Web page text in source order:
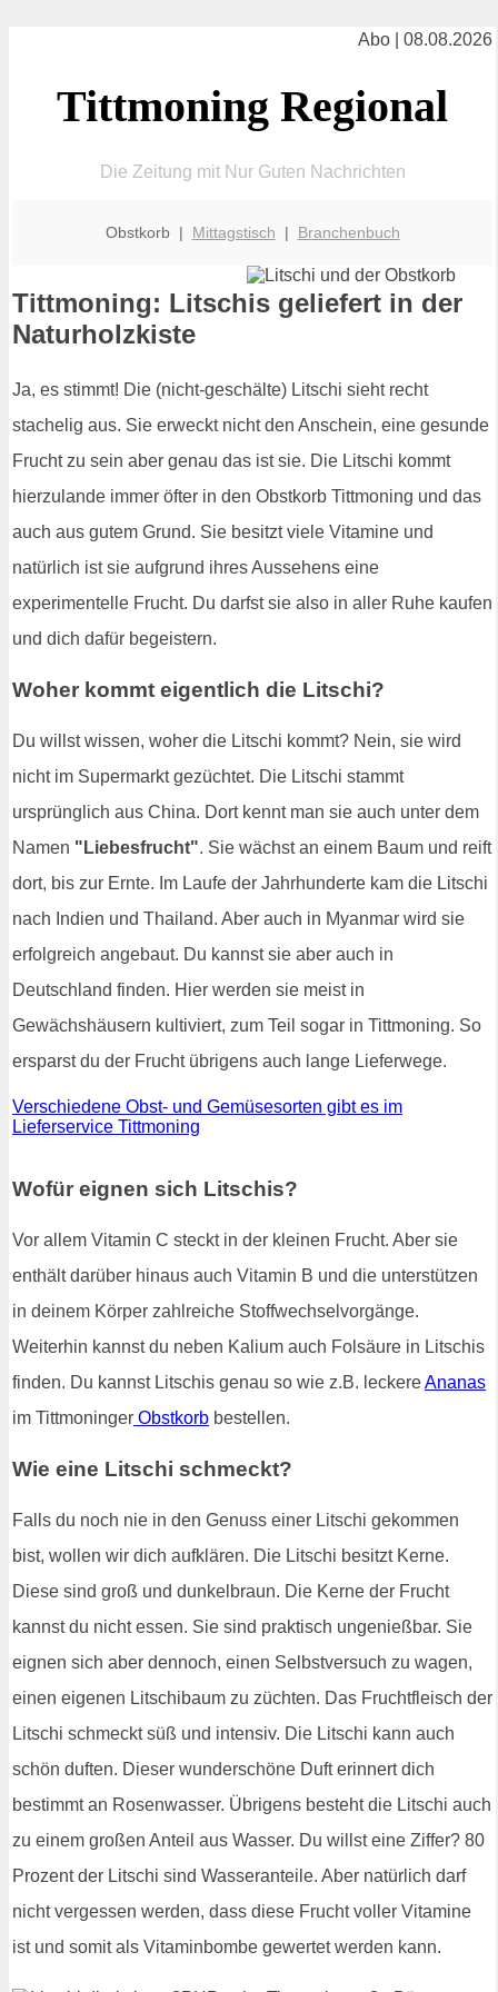
Abo | 08.08.2026
Tittmoning Regional
Die Zeitung mit Nur Guten Nachrichten
Obstkorb | Mittagstisch | Branchenbuch
Tittmoning: Litschis geliefert in der
Naturholzkiste
Ja, es stimmt! Die (nicht-geschälte) Litschi sieht recht
stachelig aus. Sie erweckt nicht den Anschein, eine gesunde
Frucht zu sein aber genau das ist sie. Die Litschi kommt
hierzulande immer öfter in den Obstkorb Tittmoning und das
auch aus gutem Grund. Sie besitzt viele Vitamine und
natürlich ist sie aufgrund ihres Aussehens eine
experimentelle Frucht. Du darfst sie also in aller Ruhe kaufen
und dich dafür begeistern.
Woher kommt eigentlich die Litschi?
Du willst wissen, woher die Litschi kommt? Nein, sie wird
nicht im Supermarkt gezüchtet. Die Litschi stammt
ursprünglich aus China. Dort kennt man sie auch unter dem
Namen "Liebesfrucht". Sie wächst an einem Baum und reift
dort, bis zur Ernte. Im Laufe der Jahrhunderte kam die Litschi
nach Indien und Thailand. Aber auch in Myanmar wird sie
erfolgreich angebaut. Du kannst sie aber auch in
Deutschland finden. Hier werden sie meist in
Gewächshäusern kultiviert, zum Teil sogar in Tittmoning. So
ersparst du der Frucht übrigens auch lange Lieferwege.
Verschiedene Obst- und Gemüsesorten gibt es im
Lieferservice Tittmoning
Wofür eignen sich Litschis?
Vor allem Vitamin C steckt in der kleinen Frucht. Aber sie
enthält darüber hinaus auch Vitamin B und die unterstützen
in deinem Körper zahlreiche Stoffwechselvorgänge.
Weiterhin kannst du neben Kalium auch Folsäure in Litschis
finden. Du kannst Litschis genau so wie z.B. leckereAnanas
im Tittmoninger Obstkorb bestellen.
Wie eine Litschi schmeckt?
Falls du noch nie in den Genuss einer Litschi gekommen
bist, wollen wir dich aufklären. Die Litschi besitzt Kerne.
Diese sind groß und dunkelbraun. Die Kerne der Frucht
kannst du nicht essen. Sie sind praktisch ungenießbar. Sie
eignen sich aber dennoch, einen Selbstversuch zu wagen,
einen eigenen Litschibaum zu züchten. Das Fruchtfleisch der
Litschi schmeckt süß und intensiv. Die Litschi kann auch
schön duften. Dieser wunderschöne Duft erinnert dich
bestimmt an Rosenwasser. Übrigens besteht die Litschi auch
zu einem großen Anteil aus Wasser. Du willst eine Ziffer? 80
Prozent der Litschi sind Wasseranteile. Aber natürlich darf
nicht vergessen werden, dass diese Frucht voller Vitamine
ist und somit als Vitaminbombe gewertet werden kann.